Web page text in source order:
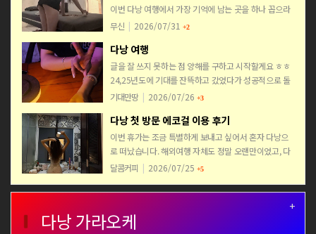
이번 다낭 여행에서 가장 기억에 남는 곳을 하나 꼽으라
면 저는 망설임 없이 베안스파를 이야기할 것 같습니다.
에도 한 번 다녀왔는데 그때는 정보도 부족했고 그냥…
무신 | 2026/07/31 +2
다낭 여행
글을 잘 쓰지 못하는 점 양해를 구하고 시작할게요 ㅎㅎ
24,25년도에 기대를 잔뜩하고 갔었다가 성공적으로 돌
아왔던 기대만땅입니다 이번에 26년도에도 신나고 즐
은 …
기대만땅 | 2026/07/26 +3
다낭 첫 방문 에코걸 이용 후기
이번 휴가는 조금 특별하게 보내고 싶어서 혼자 다낭으
로 떠났습니다. 해외여행 자체도 정말 오랜만이었고, 다
낭은 이번이 처음이라 솔직히 기대도 많았지만 한편으
운 건…
달콤커피 | 2026/07/25 +5
+
다낭 가라오케